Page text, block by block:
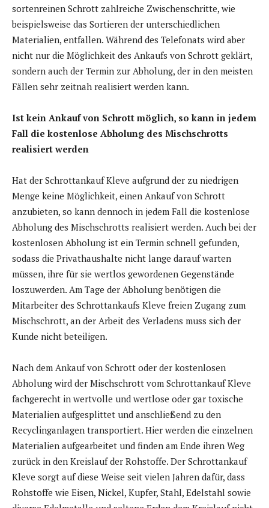
sortenreinen Schrott zahlreiche Zwischenschritte, wie
beispielsweise das Sortieren der unterschiedlichen
Materialien, entfallen. Während des Telefonats wird aber
nicht nur die Möglichkeit des Ankaufs von Schrott geklärt,
sondern auch der Termin zur Abholung, der in den meisten
Fällen sehr zeitnah realisiert werden kann.
Ist kein Ankauf von Schrott möglich, so kann in jedem
Fall die kostenlose Abholung des Mischschrotts
realisiert werden
Hat der Schrottankauf Kleve aufgrund der zu niedrigen
Menge keine Möglichkeit, einen Ankauf von Schrott
anzubieten, so kann dennoch in jedem Fall die kostenlose
Abholung des Mischschrotts realisiert werden. Auch bei der
kostenlosen Abholung ist ein Termin schnell gefunden,
sodass die Privathaushalte nicht lange darauf warten
müssen, ihre für sie wertlos gewordenen Gegenstände
loszuwerden. Am Tage der Abholung benötigen die
Mitarbeiter des Schrottankaufs Kleve freien Zugang zum
Mischschrott, an der Arbeit des Verladens muss sich der
Kunde nicht beteiligen.
Nach dem Ankauf von Schrott oder der kostenlosen
Abholung wird der Mischschrott vom Schrottankauf Kleve
fachgerecht in wertvolle und wertlose oder gar toxische
Materialien aufgesplittet und anschließend zu den
Recyclinganlagen transportiert. Hier werden die einzelnen
Materialien aufgearbeitet und finden am Ende ihren Weg
zurück in den Kreislauf der Rohstoffe. Der Schrottankauf
Kleve sorgt auf diese Weise seit vielen Jahren dafür, dass
Rohstoffe wie Eisen, Nickel, Kupfer, Stahl, Edelstahl sowie